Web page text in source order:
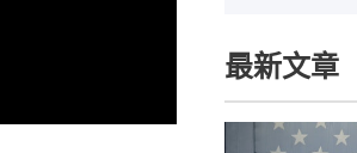
最新文章